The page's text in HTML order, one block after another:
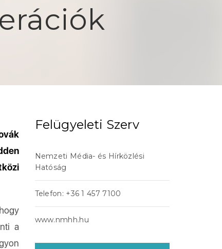
a
Felügyeleti Szerv
Nemzeti Média- és Hírközlési
Hatóság
Telefon: +36 1 457 7100
www.nmhh.hu